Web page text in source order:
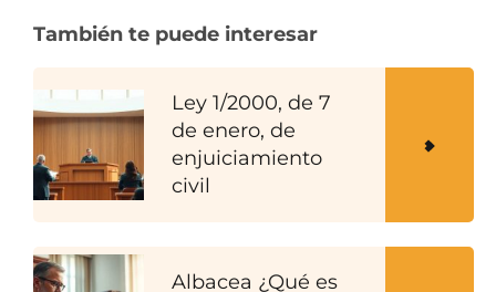
También te puede interesar
Ley 1/2000, de 7
de enero, de
enjuiciamiento
civil
Albacea ¿Qué es